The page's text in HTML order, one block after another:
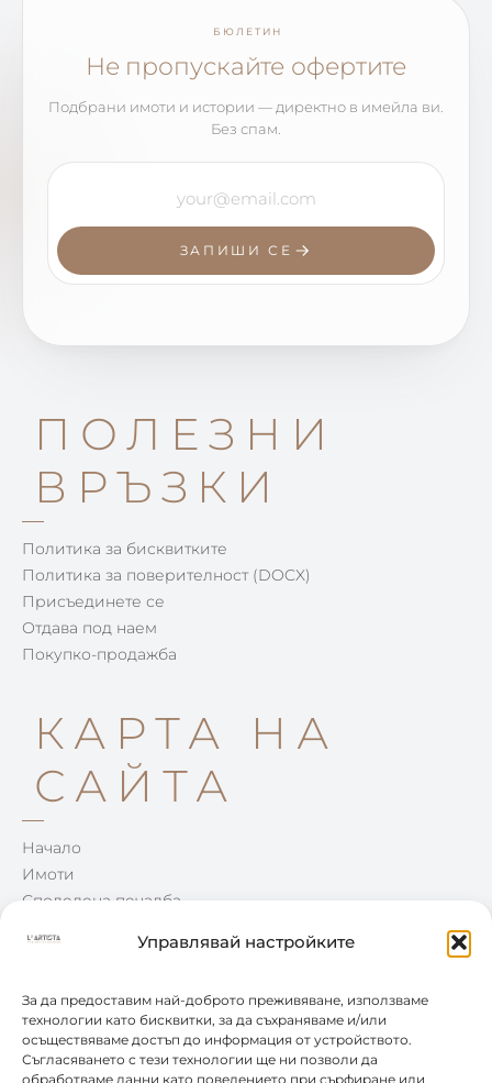
Управлявай настройките
За да предоставим най-доброто преживяване, използваме
технологии като бисквитки, за да съхраняваме и/или
осъществяваме достъп до информация от устройството.
Съгласяването с тези технологии ще ни позволи да
обработваме данни като поведението при сърфиране или
БЮЛЕТИН
Не пропускайте офертите
Подбрани имоти и истории — директно в имейла ви.
Без спам.
ЗАПИШИ СЕ
ПОЛЕЗНИ
ВРЪЗКИ
Политика за бисквитките
Политика за поверителност (DOCX)
Присъединете се
Отдава под наем
Покупко-продажба
КАРТА НА
САЙТА
Начало
Имоти
Споделена печалба
КОНТАКТИ